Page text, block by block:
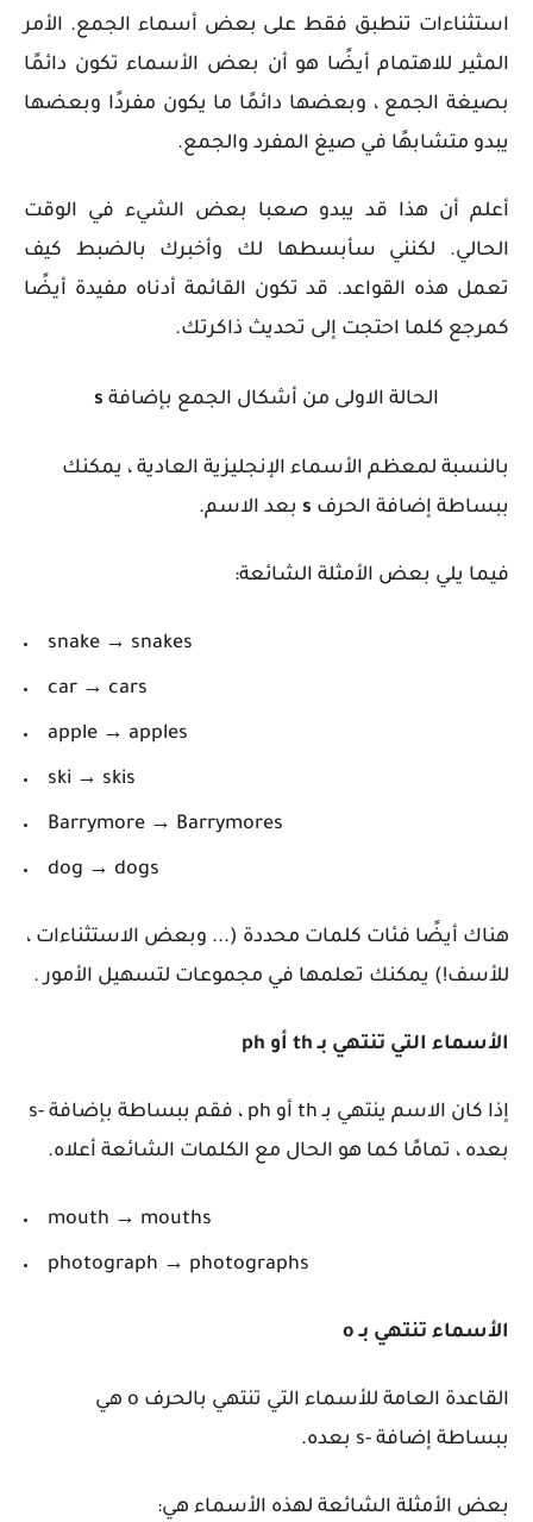
استثناءات تنطبق فقط على بعض أسماء الجمع. الأمر
المثير للاهتمام أيضًا هو أن بعض الأسماء تكون دائمًا
بصيغة الجمع ، وبعضها دائمًا ما يكون مفردًا وبعضها
يبدو متشابهًا في صيغ المفرد والجمع.
أعلم أن هذا قد يبدو صعبا بعض الشيء في الوقت
الحالي. لكنني سأبسطها لك وأخبرك بالضبط كيف
تعمل هذه القواعد. قد تكون القائمة أدناه مفيدة أيضًا
كمرجع كلما احتجت إلى تحديث ذاكرتك.
الحالة الاولى من أشكال الجمع بإضافة
بالنسبة لمعظم الأسماء الإنجليزية العادية ، يمكنك
ببساطة إضافة الحرف s بعد الاسم.
فيما يلي بعض الأمثلة الشائعة:
snake → snakes
car → cars
apple → apples
ski → skis
Barrymore → Barrymores
dog → dogs
هناك أيضًا فئات كلمات محددة (... وبعض الاستثناءات ،
للأسف!) يمكنك تعلمها في مجموعات لتسهيل الأمور .
الأسماء التي تنتهي بـ th أو ph
إذا كان الاسم ينتهي بـ th أو ph ، فقم ببساطة بإضافة -s
بعده ، تمامًا كما هو الحال مع الكلمات الشائعة أعلاه.
mouth → mouths
photograph → photographs
الأسماء تنتهي بـ o
القاعدة العامة للأسماء التي تنتهي بالحرف o هي
ببساطة إضافة -s بعده.
بعض الأمثلة الشائعة لهذه الأسماء هي: